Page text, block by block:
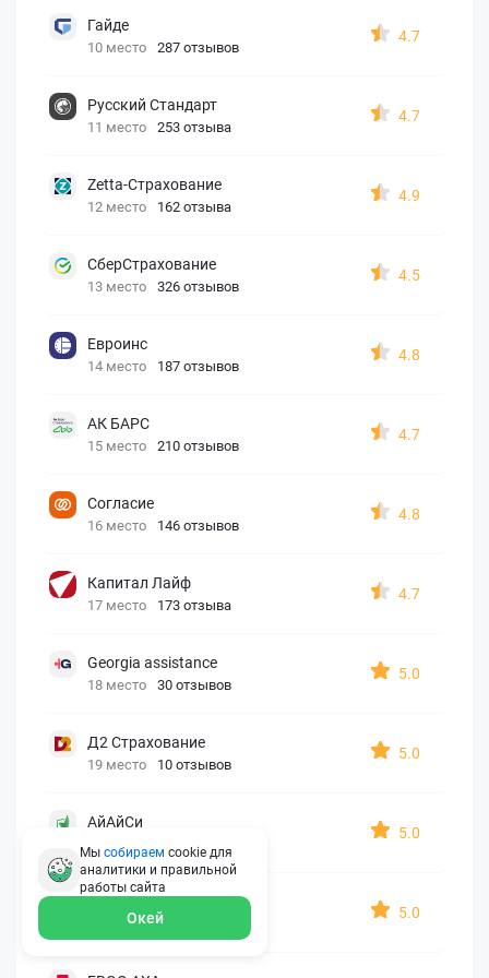
Гайде
10 место 287 отзывов
4.7
Русский Стандарт
11 место 253 отзыва
4.7
Zetta-Страхование
12 место 162 отзыва
4.9
СберСтрахование
13 место 326 отзывов
4.5
Евроинс
14 место 187 отзывов
4.8
АК БАРС
15 место 210 отзывов
4.7
Согласие
16 место 146 отзывов
4.8
Капитал Лайф
17 место 173 отзыва
4.7
Georgia assistance
18 место 30 отзывов
5.0
Д2 Страхование
19 место 10 отзывов
5.0
АйАйСи
20 место 7 отзывов
5.0
OxySport
21 место 6 отзывов
5.0
Мы собираем cookie для
аналитики и правильной
работы сайта
Окей